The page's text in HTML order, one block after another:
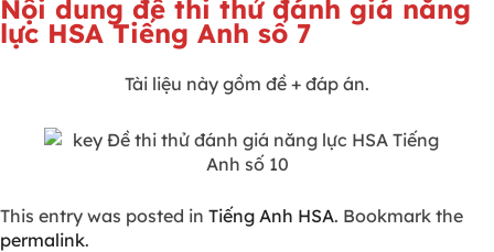
Nội dung đề thi thử đánh giá năng
lực HSA Tiếng Anh số 7
Tài liệu này gồm đề + đáp án.
This entry was posted in Tiếng Anh HSA. Bookmark the
permalink.